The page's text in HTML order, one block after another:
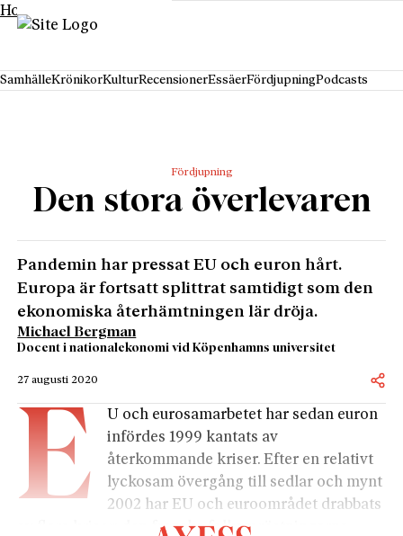
Hoppa till innehåll
SamhälleKrönikorKulturRecensionerEssäerFördjupningPodcasts
Fördjupning
Den stora överlevaren
Pandemin har pressat EU och euron hårt.
Europa är fortsatt splittrat samtidigt som den
ekonomiska återhämtningen lär dröja.
Michael Bergman
Docent i nationalekonomi vid Köpenhamns universitet
27 augusti 2020
E
U och eurosamarbetet har sedan euron
infördes 1999 kantats av
återkommande kriser. Efter en relativt
lyckosam övergång till sedlar och mynt
2002 har EU och euroområdet drabbats
av flera kriser: den franska folkomröstningarna